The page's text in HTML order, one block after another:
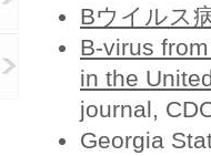
Bウイルス
B-virus
in the
journal,
Georgia